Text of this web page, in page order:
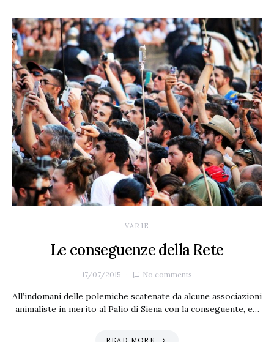
VARIE
Le conseguenze della Rete
17/07/2015 No comments
All’indomani delle polemiche scatenate da alcune associazioni
animaliste in merito al Palio di Siena con la conseguente, e…
READ MORE